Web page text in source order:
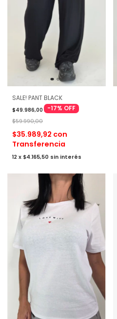
SALE! PANT BLACK
$49.986,00 -17% OFF
$59.990,00
$35.989,92 con
Transferencia
12 x $4.165,50 sin interés